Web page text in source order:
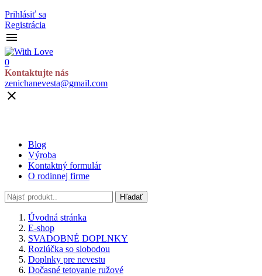
Prihlásiť sa
Registrácia

0
Kontaktujte nás
zenichanevesta@gmail.com

Blog
Výroba
Kontaktný formulár
O rodinnej firme
Hľadať
Úvodná stránka
E-shop
SVADOBNÉ DOPLNKY
Rozlúčka so slobodou
Doplnky pre nevestu
Dočasné tetovanie ružové